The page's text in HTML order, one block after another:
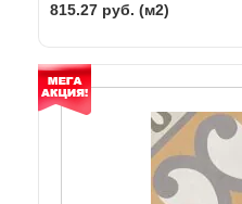
815.27 руб. (м2)